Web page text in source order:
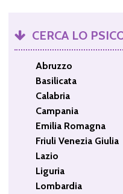
CERCA LO
Abruzzo
Basilicata
Calabria
Campania
Emilia Romagna
Friuli Venezia Giulia
Lazio
Liguria
Lombardia